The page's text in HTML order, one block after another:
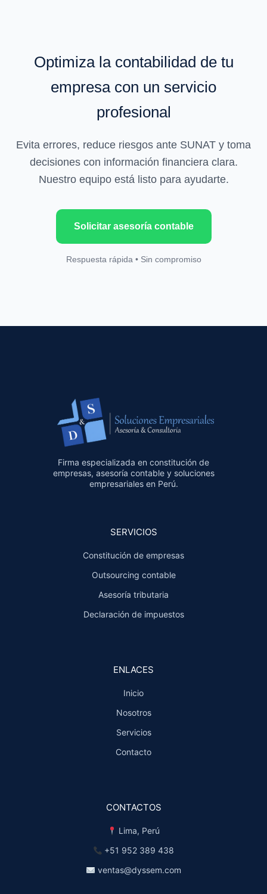
Optimiza la contabilidad de tu
empresa con un servicio
profesional
Evita errores, reduce riesgos ante SUNAT y toma
decisiones con información financiera clara.
Nuestro equipo está listo para ayudarte.
Solicitar asesoría contable
Respuesta rápida • Sin compromiso
Firma especializada en constitución de
empresas, asesoría contable y soluciones
empresariales en Perú.
SERVICIOS
Constitución de empresas
Outsourcing contable
Asesoría tributaria
Declaración de impuestos
ENLACES
Inicio
Nosotros
Servicios
Contacto
CONTACTOS
Lima, Perú
+51 952 389 438
ventas@dyssem.com